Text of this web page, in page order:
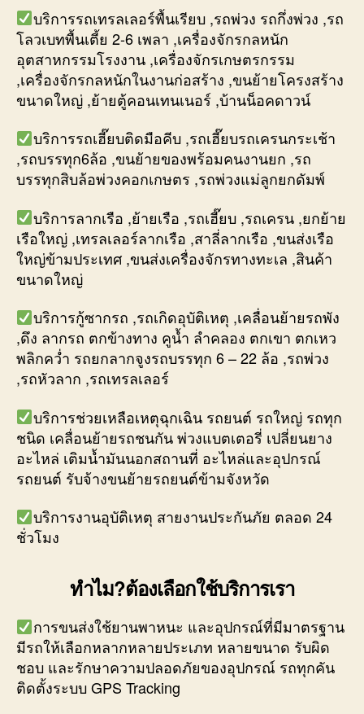
บริการรถเทรลเลอร์พื้นเรียบ ,รถพ่วง รถกึ่งพ่วง ,รถ
โลวเบทพื้นเตี้ย 2-6 เพลา ,เครื่องจักรกลหนัก
อุตสาหกรรมโรงงาน ,เครื่องจักรเกษตรกรรม
,เครื่องจักรกลหนักในงานก่อสร้าง ,ขนย้ายโครงสร้าง
ขนาดใหญ่ ,ย้ายตู้คอนเทนเนอร์ ,บ้านน็อคดาวน์
บริการรถเฮี๊ยบติดมือคีบ ,รถเฮี๊ยบรถเครนกระเช้า
,รถบรรทุก6ล้อ ,ขนย้ายของพร้อมคนงานยก ,รถ
บรรทุกสิบล้อพ่วงคอกเกษตร ,รถพ่วงแม่ลูกยกดัมพ์
บริการลากเรือ ,ย้ายเรือ ,รถเฮี๊ยบ ,รถเครน ,ยกย้าย
เรือใหญ่ ,เทรลเลอร์ลากเรือ ,สาลี่ลากเรือ ,ขนส่งเรือ
ใหญ่ข้ามประเทศ ,ขนส่งเครื่องจักรทางทะเล ,สินค้า
ขนาดใหญ่
บริการกู้ซากรถ ,รถเกิดอุบัติเหตุ ,เคลื่อนย้ายรถพัง
,ดึง ลากรถ ตกข้างทาง คูน้ำ ลำคลอง ตกเขา ตกเหว
พลิกคว่ำ รถยกลากจูงรถบรรทุก 6 – 22 ล้อ ,รถพ่วง
,รถหัวลาก ,รถเทรลเลอร์
บริการช่วยเหลือเหตุฉุกเฉิน รถยนต์ รถใหญ่ รถทุก
ชนิด เคลื่อนย้ายรถชนกัน พ่วงแบตเตอรี่ เปลี่ยนยาง
อะไหล่ เติมน้ำมันนอกสถานที่ อะไหล่และอุปกรณ์
รถยนต์ รับจ้างขนย้ายรถยนต์ข้ามจังหวัด
บริการงานอุบัติเหตุ สายงานประกันภัย ตลอด 24
ชั่วโมง
ทำไม?ต้องเลือกใช้บริการเรา
การขนส่งใช้ยานพาหนะ และอุปกรณ์ที่มีมาตรฐาน
มีรถให้เลือกหลากหลายประเภท หลายขนาด รับผิด
ชอบ และรักษาความปลอดภัยของอุปกรณ์ รถทุกคัน
ติดตั้งระบบ GPS Tracking